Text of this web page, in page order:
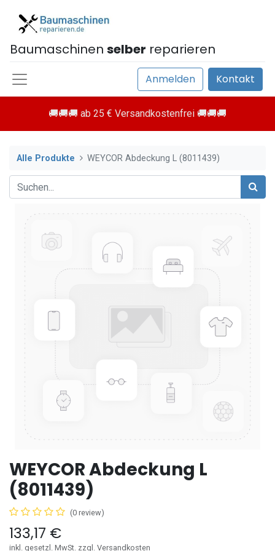
Baumaschinen selber reparieren
Anmelden Kontakt
🚚🚚🚚 ab 25 € Versandkostenfrei 🚚🚚🚚
Alle Produkte WEYCOR Abdeckung L (8011439)
WEYCOR Abdeckung L
(8011439)
(0 review)
133,17 €
inkl. gesetzl. MwSt. zzgl. Versandkosten